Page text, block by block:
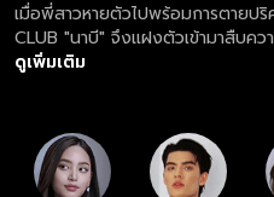
เมื่อพี่สาวหายตัวไปพร้อมการตายป
CLUB "นาบี" จึงแฝงตัวเข้ามาสืบค
รักแรกที่กลับมาทวงแค้นเพราะเชื่อว่
ดูเพิ่มเติม